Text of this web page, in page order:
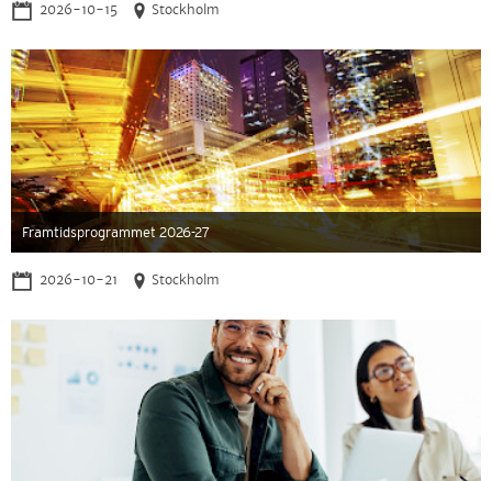
2026-10-15 Stockholm
Framtidsprogrammet 2026-27
2026-10-21 Stockholm